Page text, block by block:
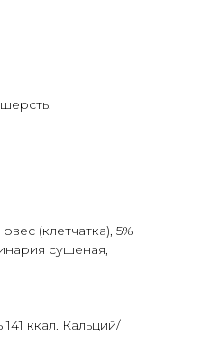
(клетчатка), 5%
сушеная,
ккал. Кальций/